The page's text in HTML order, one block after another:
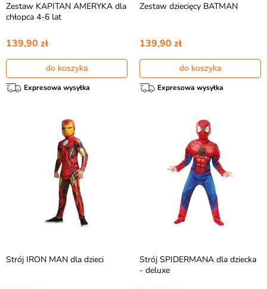
Zestaw KAPITAN AMERYKA dla
chłopca 4-6 lat
139,90 zł
do koszyka
Expresowa wysyłka
Zestaw dziecięcy BATMAN
139,90 zł
do koszyka
Expresowa wysyłka
Strój IRON MAN dla dzieci
Strój SPIDERMANA dla dziecka
- deluxe